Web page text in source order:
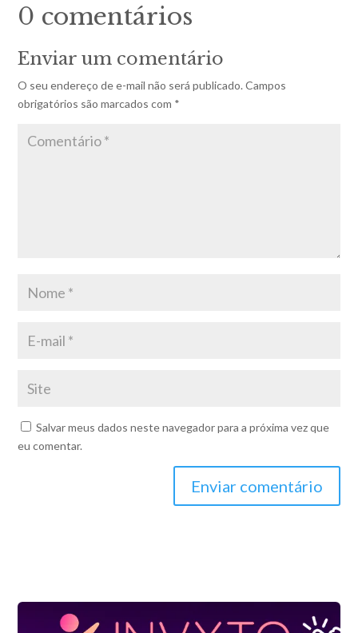
0 comentários
Enviar um comentário
O seu endereço de e-mail não será publicado. Campos
obrigatórios são marcados com *
Salvar meus dados neste navegador para a próxima vez que
eu comentar.
Enviar comentário